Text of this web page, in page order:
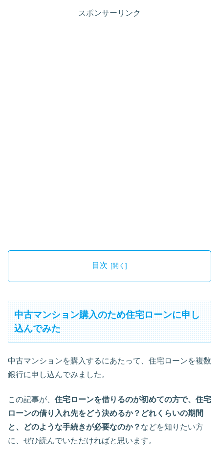
スポンサーリンク
目次
中古マンション購入のため住宅ローンに申し
込んでみた
中古マンションを購入するにあたって、住宅ローンを複数
銀行に申し込んでみました。
この記事が、 住宅ローンを借りるのが初めての方で、住宅
ローンの借り入れ先をどう決めるか？どれくらいの期間
と、どのような手続きが必要なのか？ などを知りたい方
に、ぜひ読んでいただければと思います。